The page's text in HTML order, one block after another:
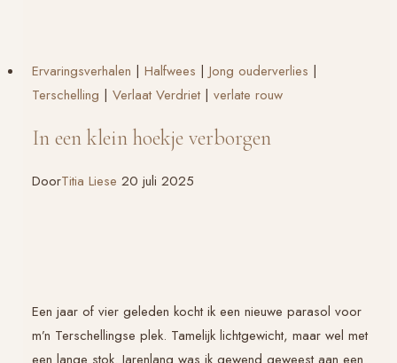
Marcouch:
Volkskrant
Ervaringsverhalen | Halfwees | Jong ouderverlies |
Terschelling | Verlaat Verdriet | verlate rouw
In een klein hoekje verborgen
DoorTitia Liese 20 juli 2025
Een jaar of vier geleden kocht ik een nieuwe parasol voor
m’n Terschellingse plek. Tamelijk lichtgewicht, maar wel met